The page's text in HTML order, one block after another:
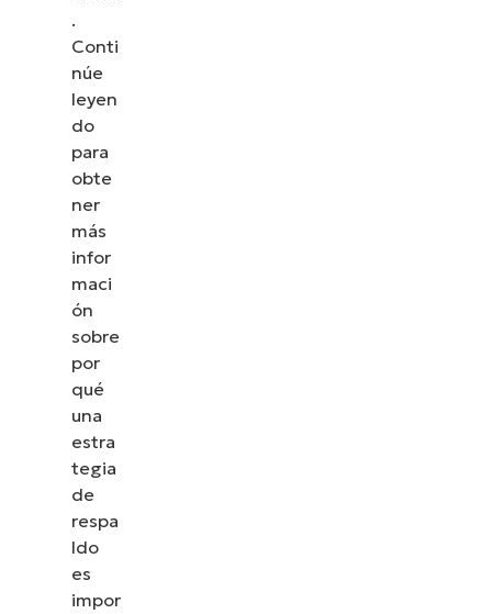
.
Conti
núe
leyen
do
para
obte
ner
más
infor
maci
ón
sobre
por
qué
una
estra
tegia
de
respa
ldo
es
impor